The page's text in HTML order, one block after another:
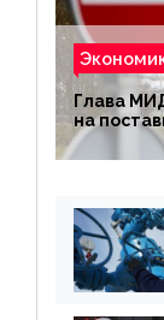
Глава
на